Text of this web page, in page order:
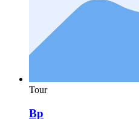
Tour
Bp